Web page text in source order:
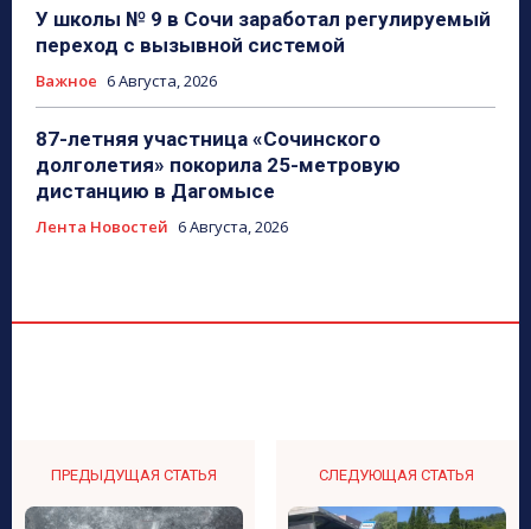
У школы № 9 в Сочи заработал регулируемый
переход с вызывной системой
Важное 6 Августа, 2026
87-летняя участница «Сочинского
долголетия» покорила 25-метровую
дистанцию в Дагомысе
Лента Новостей 6 Августа, 2026
ПРЕДЫДУЩАЯ СТАТЬЯ СЛЕДУЮЩАЯ СТАТЬЯ